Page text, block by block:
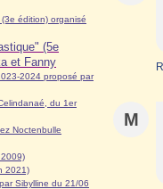
édition) organisé
(5e
et Fanny
2024 proposé par
du 1er
Noctenbulle
2021)
Sibylline du 21/06
M